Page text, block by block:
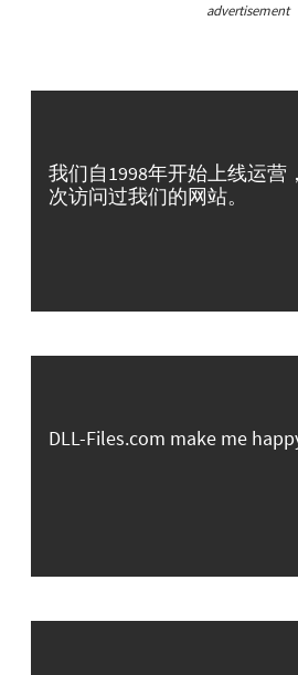
advertisement
我们自1998年开始上线运营
次访问过我们的网站。
DLL-Files.com make me